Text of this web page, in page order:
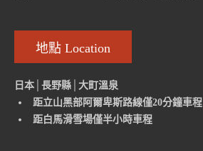
地點 Location
日本│長野縣│大町溫泉
距立山黑部阿爾卑斯路線僅20分鐘車程
距白馬滑雪場僅半小時車程